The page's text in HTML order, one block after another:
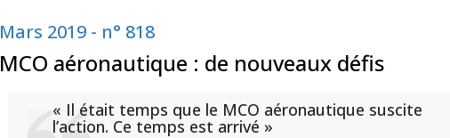
Mars 2019 - n° 818
MCO aéronautique : de nouveaux défis
« Il était temps que le MCO aéronautique suscite
l’action. Ce temps est arrivé »